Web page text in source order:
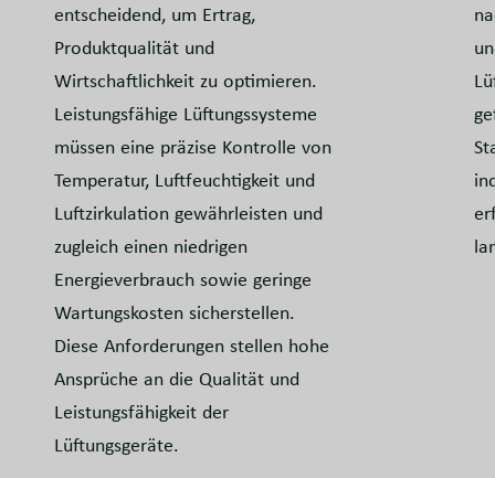
entscheidend, um Ertrag,
Produktqualität und
Wirtschaftlichkeit zu optimieren.
Leistungsfähige Lüftungssysteme
müssen eine präzise Kontrolle von
Temperatur, Luftfeuchtigkeit und
Luftzirkulation gewährleisten und
zugleich einen niedrigen
Energieverbrauch sowie geringe
Wartungskosten sicherstellen.
Diese Anforderungen stellen hohe
Ansprüche an die Qualität und
Leistungsfähigkeit der
Lüftungsgeräte.